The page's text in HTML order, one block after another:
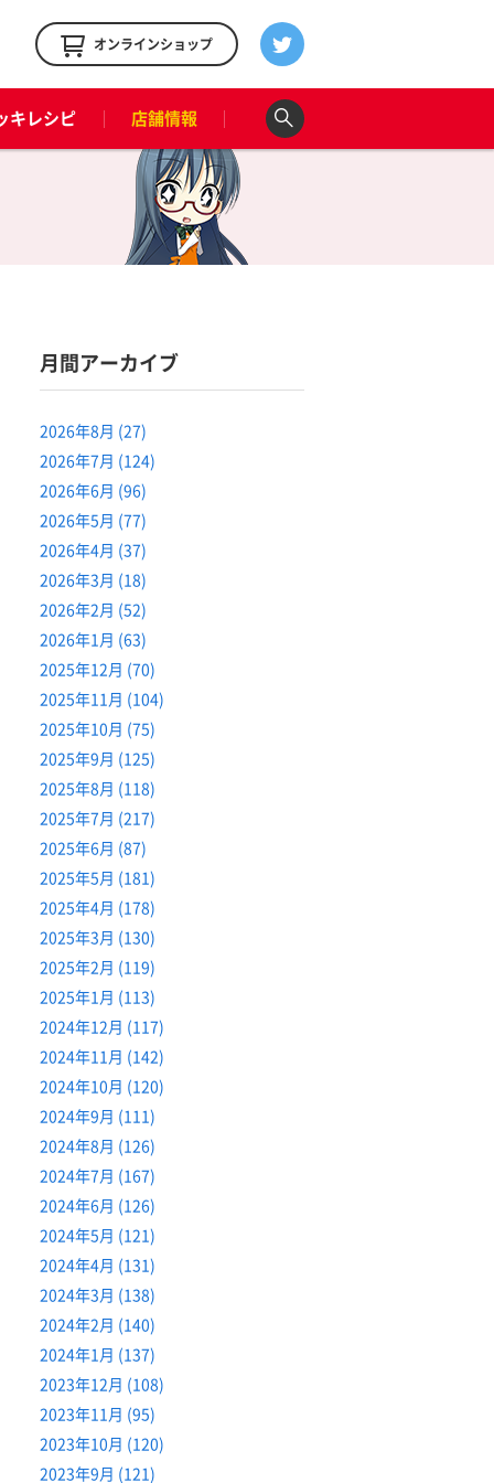
オンラインショップ
キレシピ 店舗情報
月間アーカイブ
2026年8月 (27)
2026年7月 (124)
2026年6月 (96)
2026年5月 (77)
2026年4月 (37)
2026年3月 (18)
2026年2月 (52)
2026年1月 (63)
2025年12月 (70)
2025年11月 (104)
2025年10月 (75)
2025年9月 (125)
2025年8月 (118)
2025年7月 (217)
2025年6月 (87)
2025年5月 (181)
2025年4月 (178)
2025年3月 (130)
2025年2月 (119)
2025年1月 (113)
2024年12月 (117)
2024年11月 (142)
2024年10月 (120)
2024年9月 (111)
2024年8月 (126)
2024年7月 (167)
2024年6月 (126)
2024年5月 (121)
2024年4月 (131)
2024年3月 (138)
2024年2月 (140)
2024年1月 (137)
2023年12月 (108)
2023年11月 (95)
2023年10月 (120)
2023年9月 (121)